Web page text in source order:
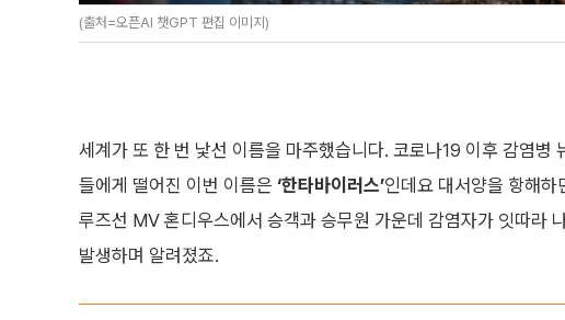
(출처=오픈AI 챗GPT 편집 이미지)
세계가 또 한 번 낯선 이름을 마주했습니다. 코로나19 이후 감염병
들에게 떨어진 이번 이름은 ‘한타바이러스’인데요 대서양을 항해하
루즈선 MV 혼디우스에서 승객과 승무원 가운데 감염자가 잇따라
발생하며 알려졌죠.